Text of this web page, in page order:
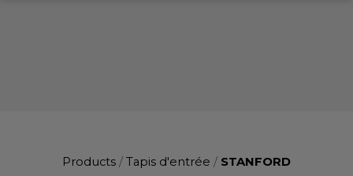
Products / Tapis d'entrée / STANFORD